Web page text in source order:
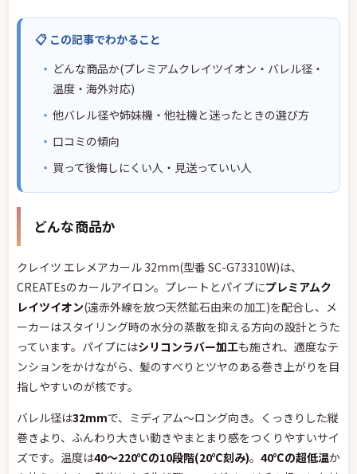
📋 この記事でわかること
どんな商品か(プレミアムクレイツイオン・バレル径・
温度・海外対応)
他バレル径や姉妹機・他社機と迷ったときの選び方
口コミの傾向
買って後悔しにくい人・見送っていい人
どんな商品か
クレイツ エレメアカール 32mm(型番 SC-G73310W)は、
CREATEsのカールアイロン。プレートとパイプにプレミアムク
レイツイオン(遠赤外線を放つ天然鉱石由来の加工)を配合し、メ
ーカーはスタイリング時の水分の蒸散を抑える方向の設計とうた
っています。パイプにはシリコンラバー加工も施され、適度なテ
ンションをかけながら、髪のすべりとツヤのある巻き上がりを目
指しやすいのが核です。
バレル径は32mmで、ミディアム〜ロング向き。くっきりした縦
巻きより、ふんわり大きい動きやまとまり感をつくりやすいサイ
ズです。温度は40〜220℃の10段階(20℃刻み)。 40℃の超低温か